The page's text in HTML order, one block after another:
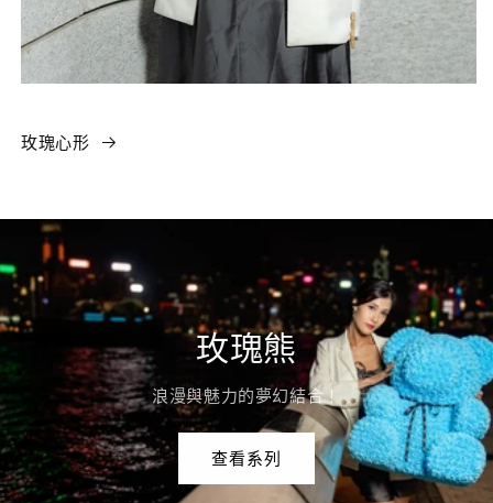
玫瑰心形
玫瑰熊
浪漫與魅力的夢幻結合！
查看系列